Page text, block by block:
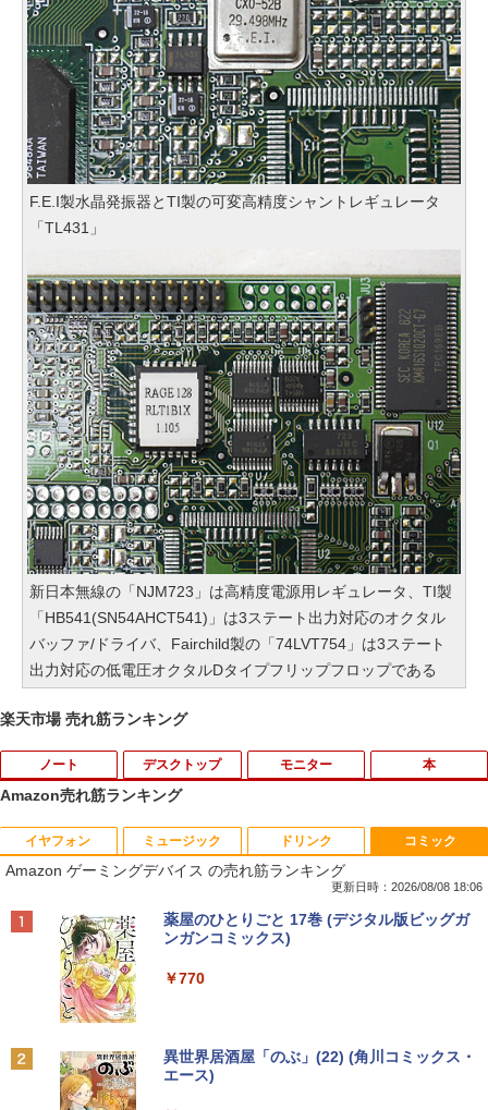
F.E.I製水晶発振器とTI製の可変高精度シャントレギュレータ
「TL431」
新日本無線の「NJM723」は高精度電源用レギュレータ、TI製
「HB541(SN54AHCT541)」は3ステート出力対応のオクタル
バッファ/ドライバ、Fairchild製の「74LVT754」は3ステート
出力対応の低電圧オクタルDタイプフリップフロップである
楽天市場 売れ筋ランキング
ノート
1
【期間限定破格金額！】新生活 新古品 W
in11搭載 パソコンノートパソコンoffice
付き 初心者向けノートPC 初期設定済 1
メモリ4GB～ 高速SSD1TB 最大 フルHD
Webカメラ zoom 軽量薄型 無線 型番更
Panasonic Let's note CF-SZ6/12.1型F
デスクトップ モニター
1
【マラソンセール期間中ポイント5倍】中
古モニター 19インチ スクエア SXGA 12
80x1024 IPSパネル ノングレア DELL P1
搭載 動作確認済み 30日保証 送料無料
2
【期間限定10%OFFクーポン 8/12 10時
まで】 ゲーミングモニター 24.5インチ F
HD 240Hz 1ms Fast IPSパネル HDMI2.0
本
1
BARFOUT! SPECIAL EDITION EARLY
AUTUMN 2026 / TIME TRAVEL 岩本 照
（Snow Man） [ ブラウンズブックス ]
￥1,870
￥1,870
Amazon売れ筋ランキング
イヤフォン
Anker Soundcore P40i オフホワイト
Anker Soundcore P31i ブラック
ミュージック
BRUCE WAYNE feat. Flo Milli, ATL Jacob
[Explicit]
￥250
BRUCE WAYNE feat. Flo Milli, ATL Jacob
[Explicit]
ドリンク
by Amazon 天然水 ラベルレス 500ml ×24本
富士山の天然水 バナジウム含有 水 ミネラル
ットル (Smart Basic)
【Amazon.co.jp限定】 い・ろ・は・す 2L P
コミック
Amazon ゲーミングデバイス の売れ筋ランキング
更新日時：2026/08/08 18:06
薬屋のひとりごと 17巻 (デジタル版ビッグガ
ンガンコミックス)
￥770
異世界居酒屋「のぶ」(22) (角川コミックス・
エース)